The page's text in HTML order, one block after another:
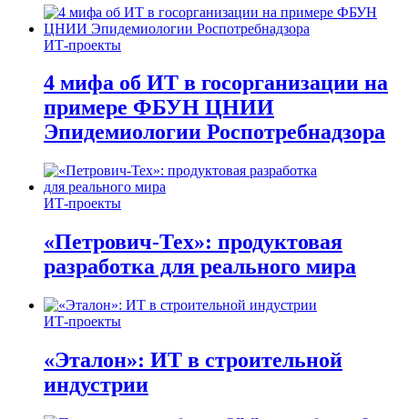
ИТ-проекты
4 мифа об ИТ в госорганизации на
примере ФБУН ЦНИИ
Эпидемиологии Роспотребнадзора
ИТ-проекты
«Петрович-Тех»: продуктовая
разработка для реального мира
ИТ-проекты
«Эталон»: ИТ в строительной
индустрии